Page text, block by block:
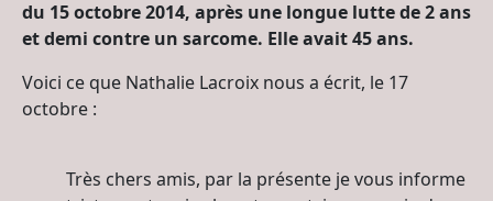
du 15 octobre 2014, après une longue lutte de 2 ans
et demi contre un sarcome. Elle avait 45 ans.
Voici ce que Nathalie Lacroix nous a écrit, le 17
octobre :
Très chers amis, par la présente je vous informe